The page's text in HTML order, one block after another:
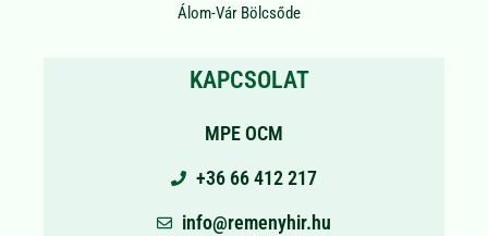
Álom-Vár Bölcsőde
KAPCSOLAT
MPE OCM
+36 66 412 217
info@remenyhir.hu